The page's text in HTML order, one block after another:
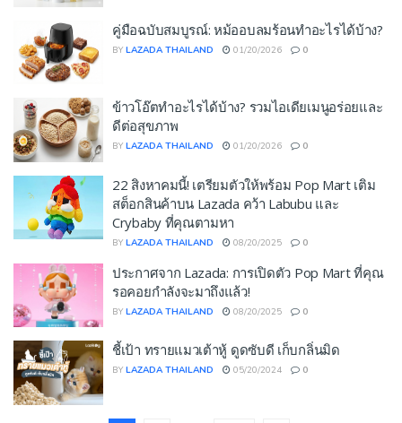
คู่มือฉบับสมบูรณ์: หม้ออบลมร้อนทำอะไรได้บ้าง?
BY LAZADA THAILAND 01/20/2026 0
ข้าวโอ๊ตทำอะไรได้บ้าง? รวมไอเดียเมนูอร่อยและ
ดีต่อสุขภาพ
BY LAZADA THAILAND 01/20/2026 0
22 สิงหาคมนี้! เตรียมตัวให้พร้อม Pop Mart เติม
สต็อกสินค้าบน Lazada คว้า Labubu และ
Crybaby ที่คุณตามหา
BY LAZADA THAILAND 08/20/2025 0
ประกาศจาก Lazada: การเปิดตัว Pop Mart ที่คุณ
รอคอยกำลังจะมาถึงแล้ว!
BY LAZADA THAILAND 08/20/2025 0
ชี้เป้า ทรายแมวเต้าหู้ ดูดซับดี เก็บกลิ่นมิด
BY LAZADA THAILAND 05/20/2024 0